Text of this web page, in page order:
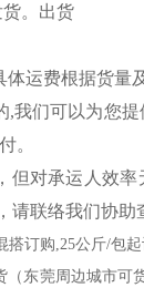
。出货
体运费根据货量
,我们可以为您提
。
但对承运人效率
请联络我们协助
搭订购 ,25公斤/包
（东莞周边城市可